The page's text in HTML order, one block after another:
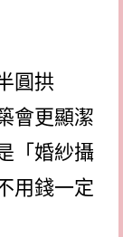
圓拱
會更顯潔
「婚紗攝
用錢一定